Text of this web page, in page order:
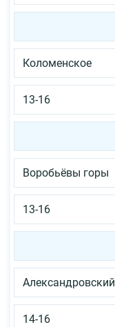
Коломенское
13-16
Воробьёвы горы
13-16
14-16